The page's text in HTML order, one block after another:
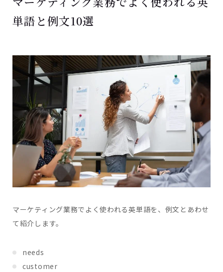
単語と例文10選
マーケティング業務でよく使われる英単語を、例文とあわせ
て紹介します。
needs
customer